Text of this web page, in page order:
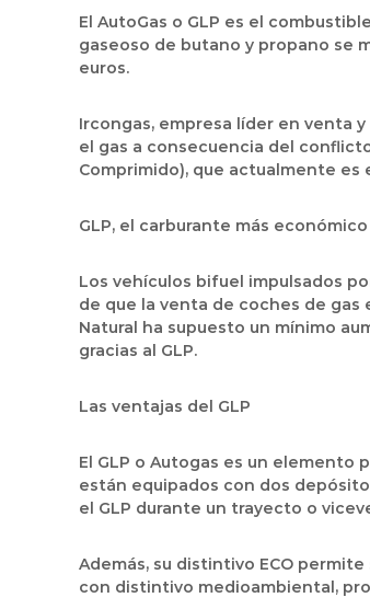
El AutoGas o GLP es el
gaseoso de butano y propano se
euros.
Ircongas, empresa líder en venta
el gas a consecuencia del
Comprimido), que actualmente es
GLP, el carburante más económico
Los vehículos bifuel impulsados
de que la venta de coches de gas
Natural ha supuesto un mínimo
gracias al GLP.
Las ventajas del GLP
El GLP o Autogas es un
están equipados con dos
el GLP durante un trayecto o
Además, su distintivo ECO
con distintivo medioambiental,